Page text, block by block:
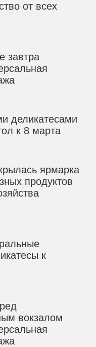
от всех
завтра
деликатесами
к 8 марта
ярмарка
продуктов
к
вокзалом